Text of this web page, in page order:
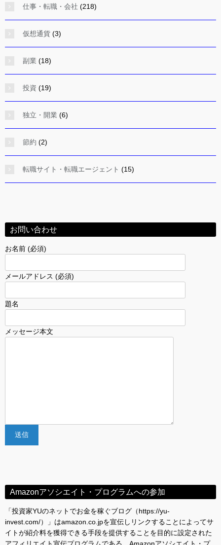
仕事・転職・会社 (218)
仮想通貨 (3)
副業 (18)
投資 (19)
独立・開業 (6)
節約 (2)
転職サイト・転職エージェント (15)
お問い合わせ
お名前 (必須)
メールアドレス (必須)
題名
メッセージ本文
Amazonアソシエイト・プログラムへの参加
「投資家YUのネットでお金を稼ぐブログ（https://yu-
invest.com/）」はamazon.co.jpを宣伝しリンクすることによってサ
イトが紹介料を獲得できる手段を提供することを目的に設定された